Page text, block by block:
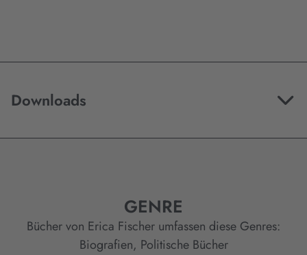
Downloads
GENRE
Bücher von Erica Fischer umfassen diese Genres:
Biografien, Politische Bücher